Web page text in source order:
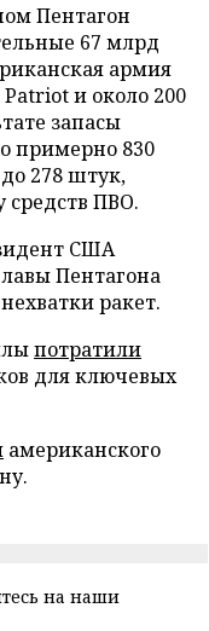
Пентагон
67 млрд
армия
и около 200
запасы
примерно 830
278 штук,
средств ПВО.
США
Пентагона
ракет.
потратили
для ключевых
американского
на наши